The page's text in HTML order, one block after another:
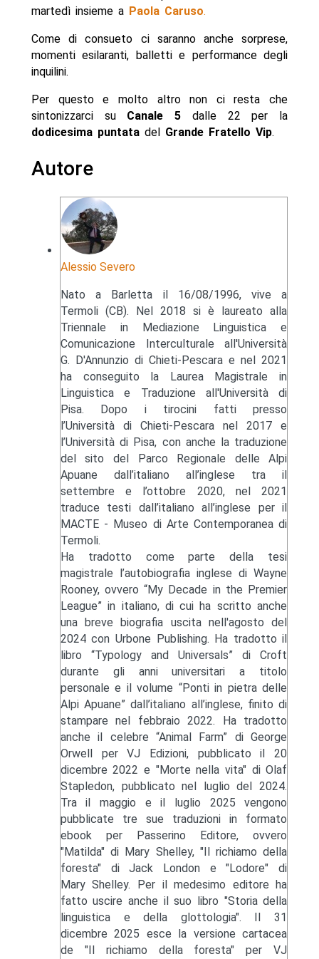
martedì insieme a Paola Caruso.
Come di consueto ci saranno anche sorprese,
momenti esilaranti, balletti e performance degli
inquilini.
Per questo e molto altro non ci resta che
sintonizzarci su Canale 5 dalle 22 per la
dodicesima puntatadel Grande Fratello Vip.
Autore
Alessio Severo
Nato a Barletta il 16/08/1996, vive a
Termoli (CB). Nel 2018 si è laureato alla
Triennale in Mediazione Linguistica e
Comunicazione Interculturale all'Università
G. D'Annunzio di Chieti-Pescara e nel 2021
ha conseguito la Laurea Magistrale in
Linguistica e Traduzione all'Università di
Pisa. Dopo i tirocini fatti presso
l’Università di Chieti-Pescara nel 2017 e
l’Università di Pisa, con anche la traduzione
del sito del Parco Regionale delle Alpi
Apuane dall’italiano all’inglese tra il
settembre e l’ottobre 2020, nel 2021
traduce testi dall’italiano all’inglese per il
MACTE - Museo di Arte Contemporanea di
Termoli.
Ha tradotto come parte della tesi
magistrale l’autobiografia inglese di Wayne
Rooney, ovvero “My Decade in the Premier
League” in italiano, di cui ha scritto anche
una breve biografia uscita nell'agosto del
2024 con Urbone Publishing. Ha tradotto il
libro “Typology and Universals” di Croft
durante gli anni universitari a titolo
personale e il volume “Ponti in pietra delle
Alpi Apuane” dall’italiano all’inglese, finito di
stampare nel febbraio 2022. Ha tradotto
anche il celebre “Animal Farm” di George
Orwell per VJ Edizioni, pubblicato il 20
dicembre 2022 e "Morte nella vita" di Olaf
Stapledon, pubblicato nel luglio del 2024.
Tra il maggio e il luglio 2025 vengono
pubblicate tre sue traduzioni in formato
ebook per Passerino Editore, ovvero
"Matilda" di Mary Shelley, "Il richiamo della
foresta" di Jack London e "Lodore" di
Mary Shelley. Per il medesimo editore ha
fatto uscire anche il suo libro "Storia della
linguistica e della glottologia". Il 31
dicembre 2025 esce la versione cartacea
de "Il richiamo della foresta" per VJ